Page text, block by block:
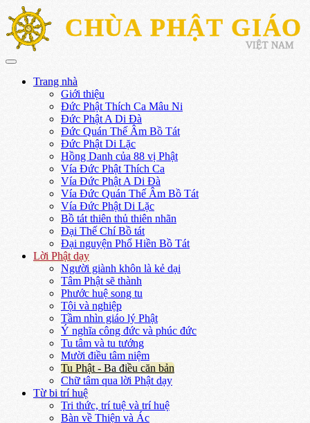
CHÙA PHẬT GIÁO
VIỆT NAM
Trang nhà
Giới thiệu
Đức Phật Thích Ca Mâu Ni
Đức Phật A Di Đà
Đức Quán Thế Âm Bồ Tát
Đức Phật Di Lặc
Hồng Danh của 88 vị Phật
Vía Đức Phật Thích Ca
Vía Đức Phật A Di Đà
Vía Đức Quán Thế Âm Bồ Tát
Vía Đức Phật Di Lặc
Bồ tát thiên thủ thiên nhãn
Đại Thế Chí Bồ tát
Đại nguyện Phổ Hiền Bồ Tát
Lời Phật dạy
Người giành khôn là kẻ dại
Tâm Phật sẽ thành
Phước huệ song tu
Tội và nghiệp
Tầm nhìn giáo lý Phật
Ý nghĩa công đức và phúc đức
Tu tâm và tu tướng
Mười điều tâm niệm
Tu Phật - Ba điều căn bản
Chữ tâm qua lời Phật dạy
Từ bi trí huệ
Tri thức, trí tuệ và trí huệ
Bàn về Thiện và Ác